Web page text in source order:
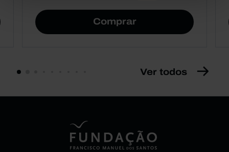
Comprar
Ver todos